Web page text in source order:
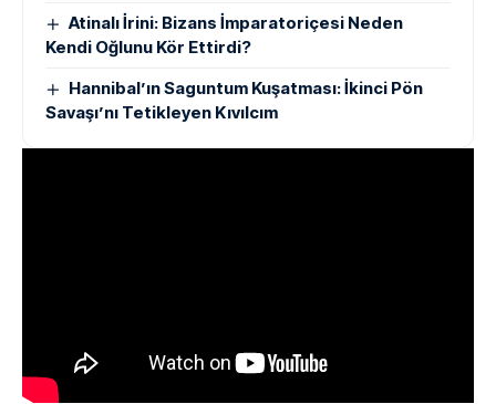
Atinalı İrini: Bizans İmparatoriçesi Neden
Kendi Oğlunu Kör Ettirdi?
Hannibal’ın Saguntum Kuşatması: İkinci Pön
Savaşı’nı Tetikleyen Kıvılcım